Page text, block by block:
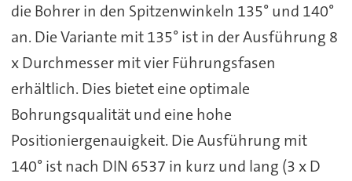
die Bohrer in den Spitzenwinkeln 135° und 140°
an. Die Variante mit 135° ist in der Ausführung 8
x Durchmesser mit vier Führungsfasen
erhältlich. Dies bietet eine optimale
Bohrungsqualität und eine hohe
Positioniergenauigkeit. Die Ausführung mit
140° ist nach DIN 6537 in kurz und lang (3 x D